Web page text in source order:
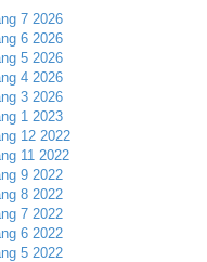
7 2026
6 2026
5 2026
4 2026
3 2026
1 2023
12 2022
11 2022
9 2022
8 2022
7 2022
6 2022
5 2022